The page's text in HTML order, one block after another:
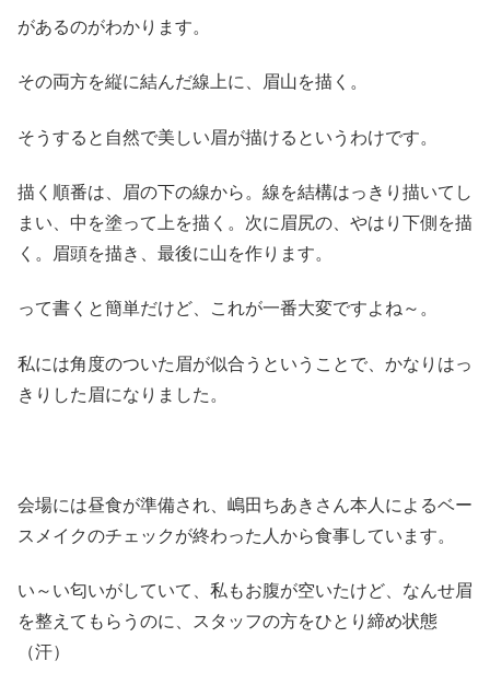
があるのがわかります。
その両方を縦に結んだ線上に、眉山を描く。
そうすると自然で美しい眉が描けるというわけです。
描く順番は、眉の下の線から。線を結構はっきり描いてし
まい、中を塗って上を描く。次に眉尻の、やはり下側を描
く。眉頭を描き、最後に山を作ります。
って書くと簡単だけど、これが一番大変ですよね～。
私には角度のついた眉が似合うということで、かなりはっ
きりした眉になりました。
会場には昼食が準備され、嶋田ちあきさん本人によるベー
スメイクのチェックが終わった人から食事しています。
い～い匂いがしていて、私もお腹が空いたけど、なんせ眉
を整えてもらうのに、スタッフの方をひとり締め状態
（汗）